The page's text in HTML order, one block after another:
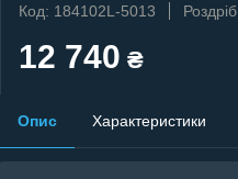
Код: 184102L-5013
Роздріб
12 740 ₴
Опис Характеристики